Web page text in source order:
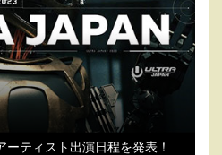
ティスト出演日程を発表！